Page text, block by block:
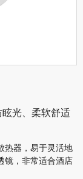
光、柔软舒适
热器，易于灵活地
镜，非常适合酒店